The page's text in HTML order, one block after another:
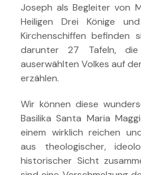
Joseph als Begleiter von
Heiligen Drei Könige
Kirchenschiffen befinden
darunter 27 Tafeln,
auserwählten Volkes auf
erzählen.
Wir können diese
Basilika Santa Maria
einem wirklich reichen
aus theologischer,
historischer Sicht